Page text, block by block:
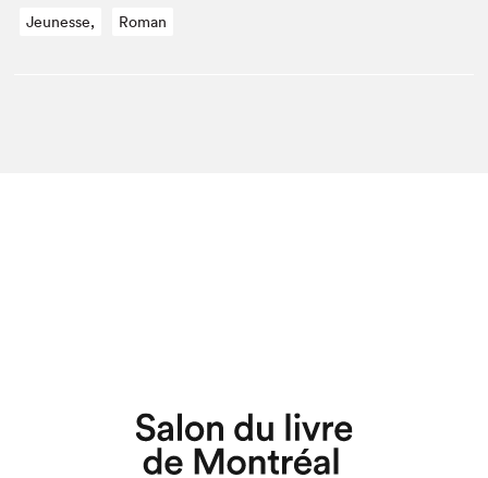
Jeunesse, Roman